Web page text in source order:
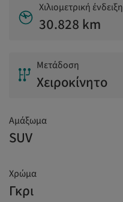
Χιλιομετρική ένδειξη
30.828 km
Μετάδοση
Χειροκίνητο
Αμάξωμα
SUV
Χρώμα
Γκρι